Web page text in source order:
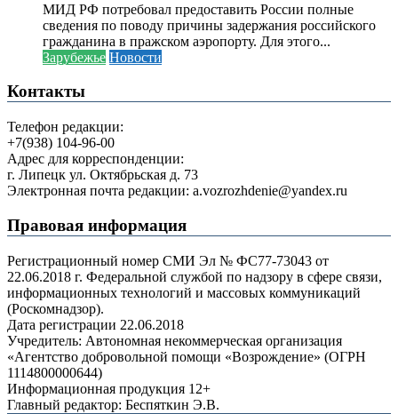
МИД РФ потребовал предоставить России полные
сведения по поводу причины задержания российского
гражданина в пражском аэропорту. Для этого...
Зарубежье Новости
Контакты
Телефон редакции:
+7(938) 104-96-00
Адрес для корреспонденции:
г. Липецк ул. Октябрьская д. 73
Электронная почта редакции: a.vozrozhdenie@yandex.ru
Правовая информация
Регистрационный номер СМИ Эл № ФС77-73043 от
22.06.2018 г. Федеральной службой по надзору в сфере связи,
информационных технологий и массовых коммуникаций
(Роскомнадзор).
Дата регистрации 22.06.2018
Учредитель: Автономная некоммерческая организация
«Агентство добровольной помощи «Возрождение» (ОГРН
1114800000644)
Информационная продукция 12+
Главный редактор: Беспяткин Э.В.